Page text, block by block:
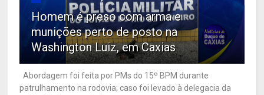
Homem é preso com arma e
munições perto de posto na
Washington Luiz, em Caxias
Abordagem foi feita por PMs do 15º BPM durante
patrulhamento na rodovia; caso foi levado à delegacia da